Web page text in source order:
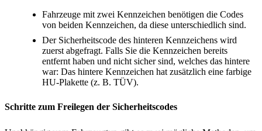
Fahrzeuge mit zwei Kennzeichen benötigen die Codes
von beiden Kennzeichen, da diese unterschiedlich sind.
Der Sicherheitscode des hinteren Kennzeichens wird
zuerst abgefragt. Falls Sie die Kennzeichen bereits
entfernt haben und nicht sicher sind, welches das hintere
war: Das hintere Kennzeichen hat zusätzlich eine farbige
HU-Plakette (z. B. TÜV).
Schritte zum Freilegen der Sicherheitscodes